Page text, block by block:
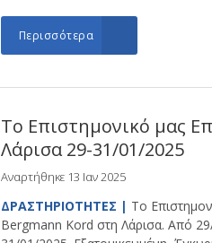
Περισσότερα
Το Επιστημονικό μας
Λάρισα 29-31/01/2025
Αναρτήθηκε 13 Ιαν 2025
ΔΡΑΣΤΗΡΙΟΤΗΤΕΣ | Το
Bergmann Kord στη Λάρισα. Από